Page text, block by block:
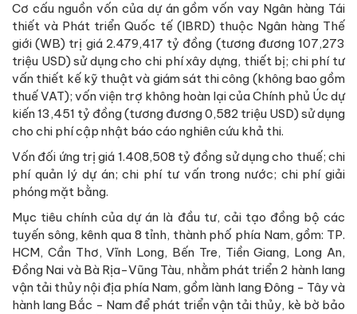
Cơ cấu nguồn vốn của dự án gồm vốn vay Ngân hàng Tái
thiết và Phát triển Quốc tế (IBRD) thuộc Ngân hàng Thế
giới (WB) trị giá 2.479,417 tỷ đồng (tương đương 107,273
triệu USD) sử dụng cho chi phí xây dựng, thiết bị; chi phí tư
vấn thiết kế kỹ thuật và giám sát thi công (không bao gồm
thuế VAT); vốn viện trợ không hoàn lại của Chính phủ Úc dự
kiến 13,451 tỷ đồng (tương đương 0,582 triệu USD) sử dụng
cho chi phí cập nhật báo cáo nghiên cứu khả thi.
Vốn đối ứng trị giá 1.408,508 tỷ đồng sử dụng cho thuế; chi
phí quản lý dự án; chi phí tư vấn trong nước; chi phí giải
phóng mặt bằng.
Mục tiêu chính của dự án là đầu tư, cải tạo đồng bộ các
tuyến sông, kênh qua 8 tỉnh, thành phố phía Nam, gồm: TP.
HCM, Cần Thơ, Vĩnh Long, Bến Tre, Tiền Giang, Long An,
Đồng Nai và Bà Rịa-Vũng Tàu, nhằm phát triển 2 hành lang
vận tải thủy nội địa phía Nam, gồm lành lang Đông - Tây và
hành lang Bắc - Nam để phát triển vận tải thủy, kè bờ bảo